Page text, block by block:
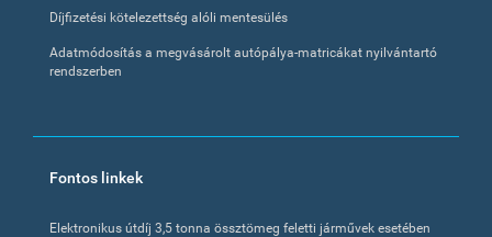
Díjfizetési kötelezettség alóli mentesülés
Adatmódosítás a megvásárolt autópálya-matricákat nyilvántartó
rendszerben
Fontos linkek
Elektronikus útdíj 3,5 tonna össztömeg feletti járművek esetében